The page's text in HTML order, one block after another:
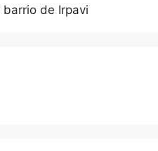
de Irpavi